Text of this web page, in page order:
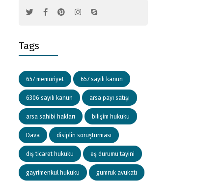
Tags
657 memuriyet 657 sayılı kanun
6306 sayılı kanun arsa payı satışı
arsa sahibi hakları bilişim hukuku
Dava disiplin soruşturması
dış ticaret hukuku eş durumu tayini
gayrimenkul hukuku gümrük avukatı